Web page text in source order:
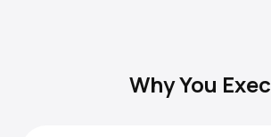
Why You Exec